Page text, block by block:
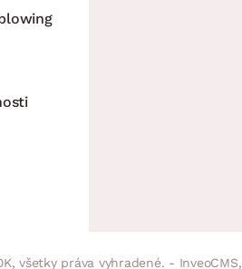
všetky práva vyhradené. - InveoCMS,